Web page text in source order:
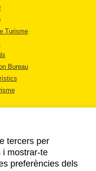
Turisme
Bureau
tercers per
i mostrar-te
preferències dels